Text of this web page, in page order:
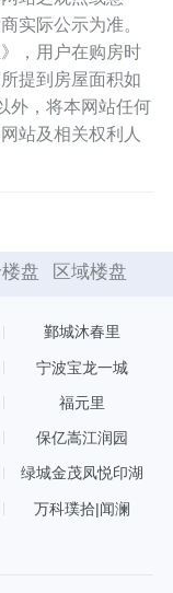
实际公示为准。
，用户在购房时
提到房屋面积如
外，将本网站任何
站及相关权利人
盘 区域楼盘
鄞城沐春里
宁波宝龙一城
福元里
保亿嵩江润园
绿城金茂凤悦印湖
万科璞拾|闻澜